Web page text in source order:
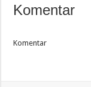
Komentar
Komentar